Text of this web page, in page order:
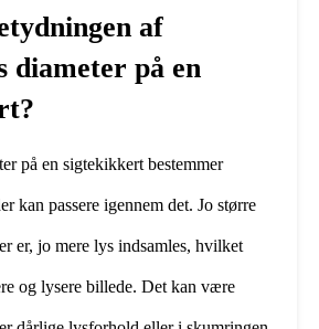
af
diameter på en
på en sigtekikkert bestemmer
kan passere igennem det. Jo større
er, jo mere lys indsamles, hvilket
og lysere billede. Det kan være